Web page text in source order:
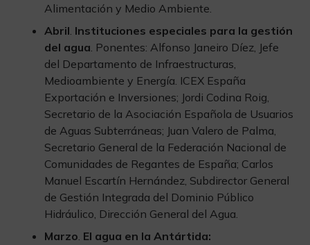
Alimentación y Medio Ambiente.
Abril. Instituciones especiales para la gestión
del agua. Ponentes: Alfonso Janeiro Díez, Jefe
del Departamento de Infraestructuras,
Medioambiente y Energía. ICEX España
Exportación e Inversiones; Jordi Codina Roig,
Secretario de la Asociación Española de Usuarios
de Aguas Subterráneas; Juan Valero de Palma,
Secretario General de la Federación Nacional de
Comunidades de Regantes de España; Carlos
Manuel Escartín Hernández, Subdirector General
de Gestión Integrada del Dominio Público
Hidráulico, Dirección General del Agua.
Marzo. El agua en la Antártida: